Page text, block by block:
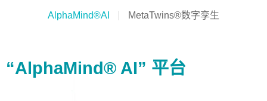
AlphaMind®AI MetaTwins®数字孪生
“AlphaMind® AI” 平台